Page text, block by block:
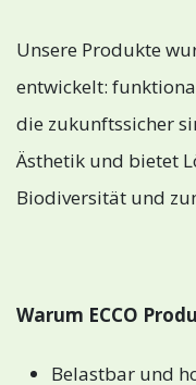
Unsere Produkte
entwickelt:
die zukunftssicher
Ästhetik und bietet
Biodiversität und
Warum ECCO
Belastbar und